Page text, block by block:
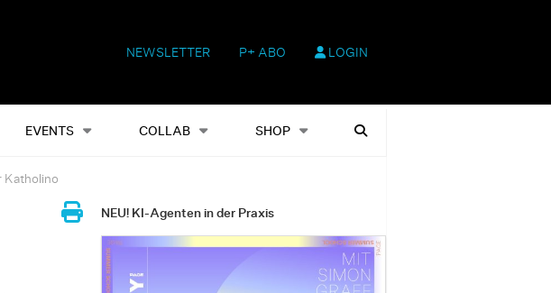
NEWSLETTER P+ ABO LOGIN
EVENTS COLLAB SHOP
Alles Events Shop Heftausgaben Suchen
Katholino
NEU! KI-Agenten in der Praxis